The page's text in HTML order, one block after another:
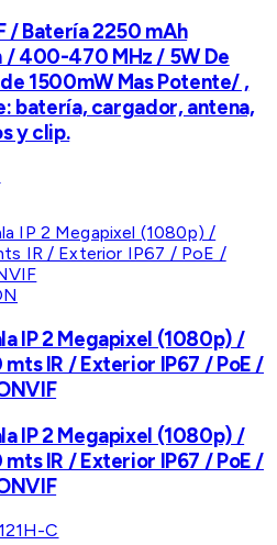
/ Batería 2250 mAh
400-470 MHz / 5W De
1500mW Mas Potente/ ,
batería, cargador, antena,
y clip.
IP 2 Megapixel (1080p) /
IR / Exterior IP67 / PoE /
IP 2 Megapixel (1080p) /
IR / Exterior IP67 / PoE /
C